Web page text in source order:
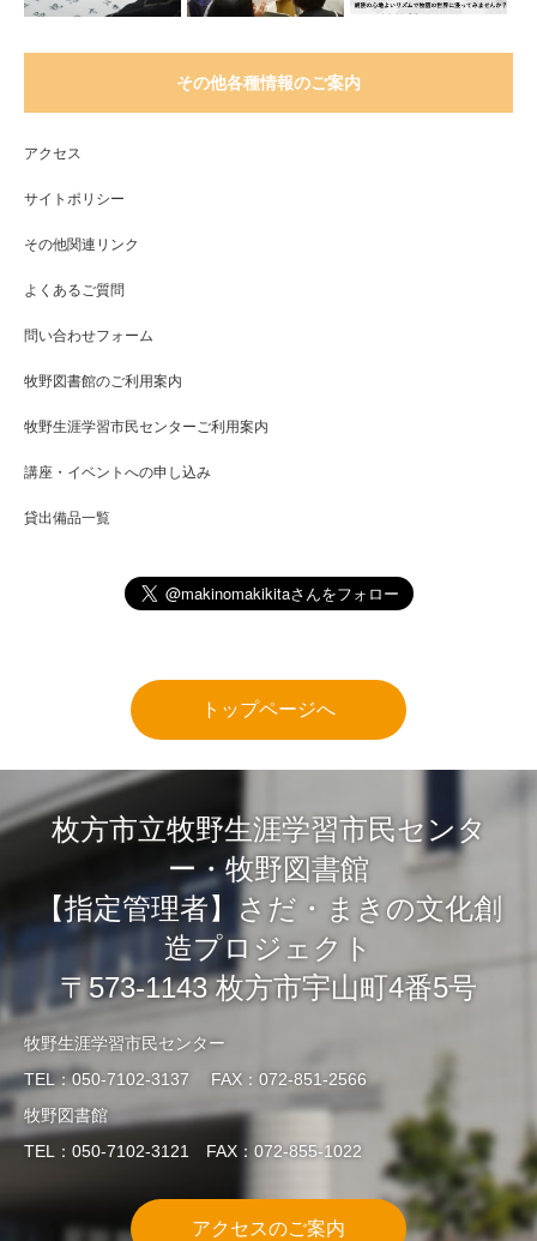
その他各種情報のご案内
アクセス
サイトポリシー
その他関連リンク
よくあるご質問
問い合わせフォーム
牧野図書館のご利用案内
牧野生涯学習市民センターご利用案内
講座・イベントへの申し込み
貸出備品一覧
トップページへ
枚方市立牧野生涯学習市民センタ
ー・牧野図書館
【指定管理者】さだ・まきの文化創
造プロジェクト
〒573-1143 枚方市宇山町4番5号
牧野生涯学習市民センター
TEL：050-7102-3137 FAX：072-851-2566
牧野図書館
TEL：050-7102-3121 FAX：072-855-1022
アクセスのご案内